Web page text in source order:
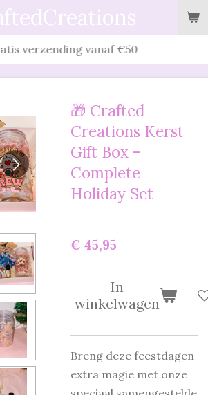
verzending vanaf €50
🎁 Crafted
Creations Kerst
Gift Box –
Complete
Holiday Set
€ 45,95
In
winkelwagen
Breng deze feestdagen
extra magie met onze